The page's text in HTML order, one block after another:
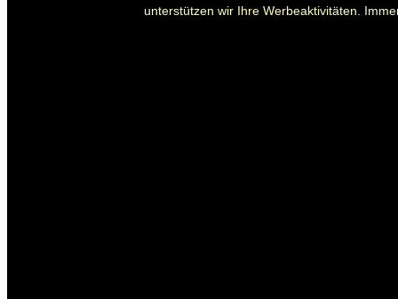
unterstützen wir Ihre Werbeaktivitäten.